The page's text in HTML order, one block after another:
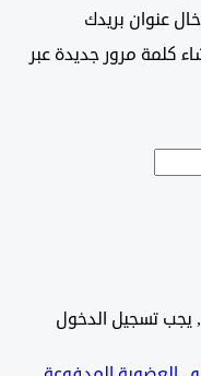
بريدك
مرور جديدة عبر
الدخول